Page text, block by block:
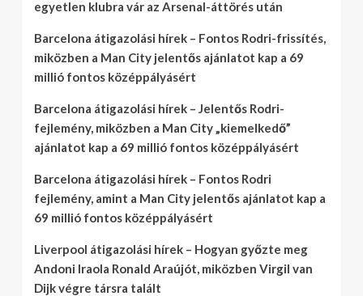
egyetlen klubra vár az Arsenal-áttörés után
Barcelona átigazolási hírek – Fontos Rodri-frissítés,
miközben a Man City jelentős ajánlatot kap a 69
millió fontos középpályásért
Barcelona átigazolási hírek – Jelentős Rodri-
fejlemény, miközben a Man City „kiemelkedő”
ajánlatot kap a 69 millió fontos középpályásért
Barcelona átigazolási hírek – Fontos Rodri
fejlemény, amint a Man City jelentős ajánlatot kap a
69 millió fontos középpályásért
Liverpool átigazolási hírek – Hogyan győzte meg
Andoni Iraola Ronald Araújót, miközben Virgil van
Dijk végre társra talált